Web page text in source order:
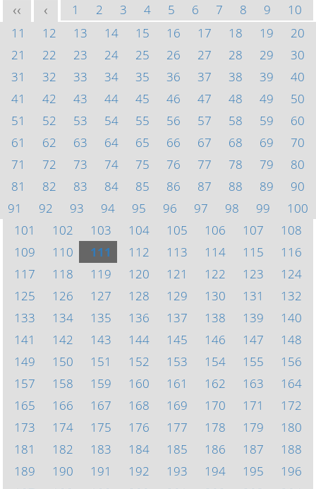
<< < 1 2 3 4 5 6 7 8 9
10
11
12 13 14 15 16 17 18 19
20
21
22 23 24 25 26 27 28 29
30
31
32 33 34 35 36 37 38 39
40
41
42 43 44 45 46 47 48 49
50
51
52 53 54 55 56 57 58 59
60
61
62 63 64 65 66 67 68 69
70
71
72 73 74 75 76 77 78 79
80
81
82 83 84 85 86 87 88 89
90
91
92 93 94 95 96 97 98 99
100
101
102 103 104 105 106 107
108
109
110 111 112 113 114 115
116
117
118 119 120 121 122 123
124
125
126 127 128 129 130 131
132
133
134 135 136 137 138 139
140
141
142 143 144 145 146 147
148
149
150 151 152 153 154 155
156
157
158 159 160 161 162 163
164
165
166 167 168 169 170 171
172
173
174 175 176 177 178 179
180
181
182 183 184 185 186 187
188
189
190 191 192 193 194 195
196